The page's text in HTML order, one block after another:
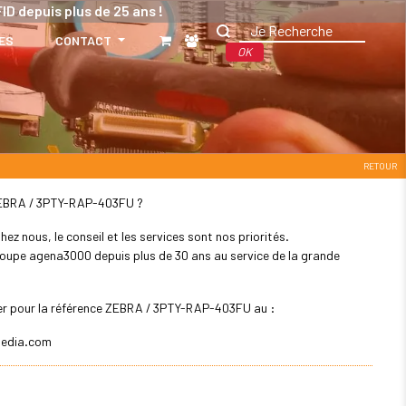
depuis plus de 25 ans !
CONTACT
OK
RETOUR
/ 3PTY-RAP-403FU ?
nous, le conseil et les services sont nos priorités.
agena3000 depuis plus de 30 ans au service de la grande
la référence ZEBRA / 3PTY-RAP-403FU au :